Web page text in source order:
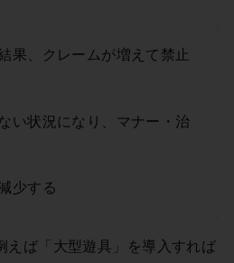
果、クレームが増えて禁止
い状況になり、マナー・治
少する
えば「大型遊具」を導入すれば